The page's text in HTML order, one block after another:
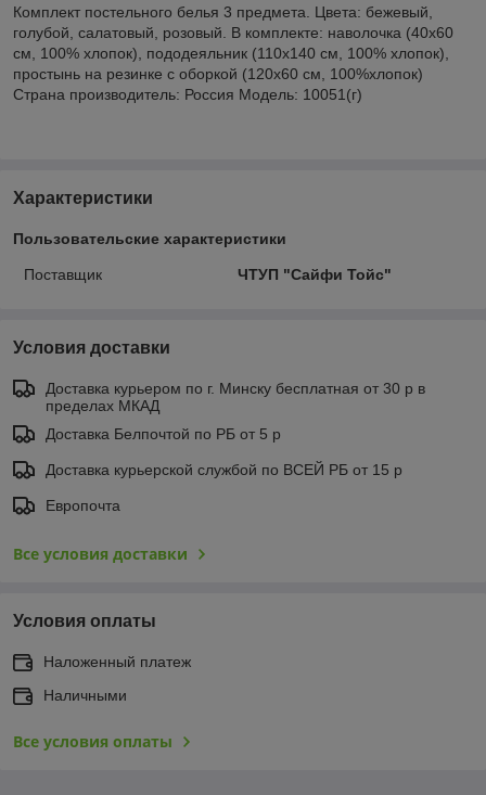
Комплект постельного белья 3 предмета. Цвета: бежевый,
голубой, салатовый, розовый. В комплекте: наволочка (40х60
см, 100% хлопок), пододеяльник (110х140 см, 100% хлопок),
простынь на резинке с оборкой (120х60 см, 100%хлопок)
Страна производитель: Россия Модель: 10051(г)
Характеристики
Пользовательские характеристики
Поставщик ЧТУП "Сайфи Тойс"
Условия доставки
Доставка курьером по г. Минску бесплатная от 30 р в
пределах МКАД
Доставка Белпочтой по РБ от 5 р
Доставка курьерской службой по ВСЕЙ РБ от 15 р
Европочта
Все условия доставки
Условия оплаты
Наложенный платеж
Наличными
Все условия оплаты